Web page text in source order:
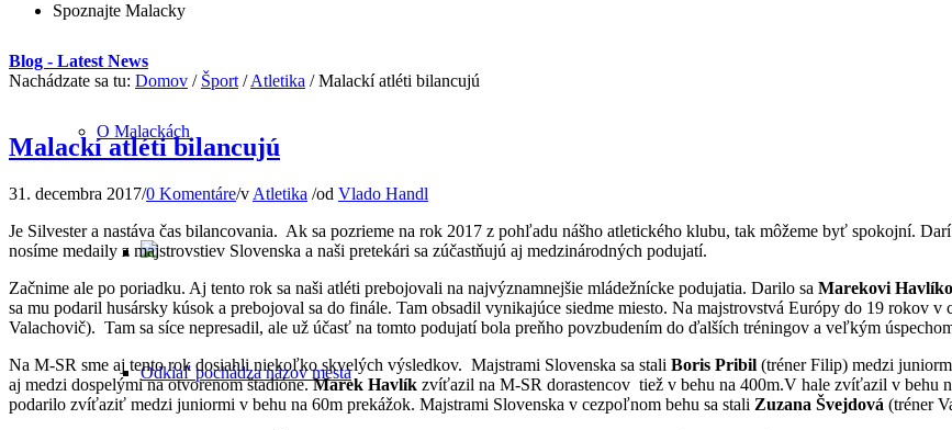
Spoznajte Malacky
O Malackách
Odkiaľ pochádza názov mesta
Blog - Latest News
Nachádzate sa tu: Domov / Šport / Atletika / Malackí atléti bilancujú
Malackí atléti bilancujú
31. decembra 2017/0 Komentáre/v Atletika /od Vlado Handl
Je Silvester a nastáva čas bilancovania. Ak sa pozrieme na rok 2017 z pohľadu nášho atletického klubu, tak môžeme byť spokojní.
nosíme medaily z majstrovstiev Slovenska a naši pretekári sa zúčastňujú aj medzinárodných podujatí.
Začnime ale po poriadku. Aj tento rok sa naši atléti prebojovali na najvýznamnejšie mládežnícke podujatia. Darilo sa Marekovi
sa mu podaril husársky kúsok a prebojoval sa do finále. Tam obsadil vynikajúce siedme miesto. Na majstrovstvá Európy do 19 rokov
Valachovič). Tam sa síce nepresadil, ale už účasť na tomto podujatí bola preňho povzbudením do ďalších tréningov a veľkým
Na M-SR sme aj tento rok dosiahli niekoľko skvelých výsledkov. Majstrami Slovenska sa stali Boris Pribil (tréner Filip) medzi
aj medzi dospelými na otvorenom štadióne.Marek Havlík zvíťazil na M-SR dorastencov tiež v behu na 400m.V hale zvíťazil v behu
podarilo zvíťaziť medzi juniormi v behu na 60m prekážok. Majstrami Slovenska v cezpoľnom behu sa stali Zuzana Švejdová (tréner